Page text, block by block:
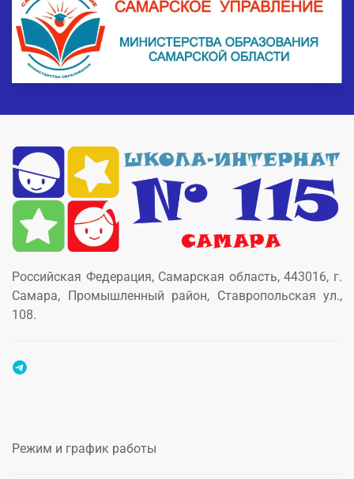
Российская Федерация, Самарская область, 443016, г.
Самара, Промышленный район, Ставропольская ул.,
108.
Режим и график работы